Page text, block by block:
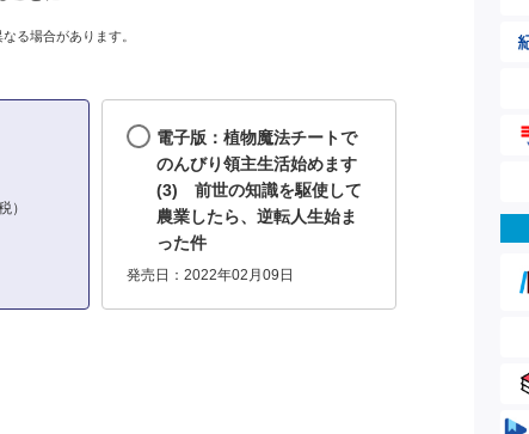
る場合があります。
）
電子版：植物魔法チートで
のんびり領主生活始めます
(3) 前世の知識を駆使して
農業したら、逆転人生始ま
った件
発売日：2022年02月09日